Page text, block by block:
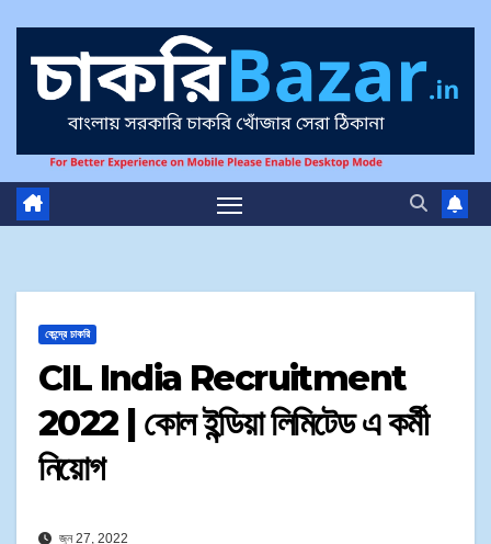
কেন্দ্রে চাকরি
CIL India Recruitment
2022 | কোল ইন্ডিয়া লিমিটেড এ কর্মী
নিয়োগ
জুন 27, 2022